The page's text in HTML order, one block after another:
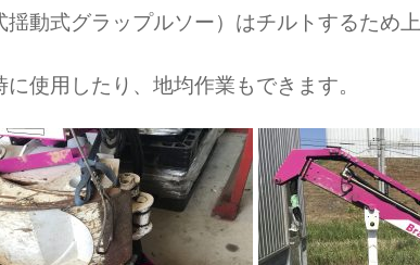
動式グラップルソー）はチルトするため
使用したり、地均作業もできます。